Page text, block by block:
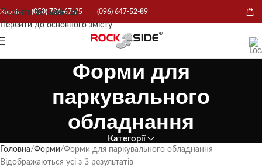
Перейти до навігації
Перейти до основного змісту
Харків: (050) 786-67-75 (096) 647-52-89
Форми для
паркувального
обладнання
Категорії
Головна Форми Форми для паркувального обладнання
Відображаються усі з 3 результатів